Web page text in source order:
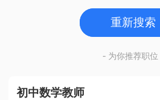
重新搜索
- 为你推荐职
初中数学教师